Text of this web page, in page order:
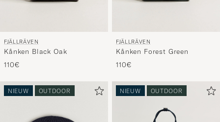
FJÄLLRÄVEN
Kånken Black Oak
110€
FJÄLLRÄVEN
Kånken Forest Green
110€
NIEUW OUTDOOR NIEUW OUTDOOR